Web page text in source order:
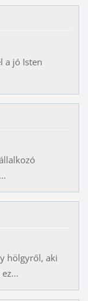
a jó Isten
hölgyről, aki